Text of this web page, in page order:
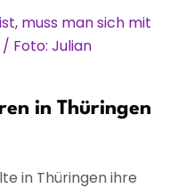
in Thüringen
in Thüringen ihre